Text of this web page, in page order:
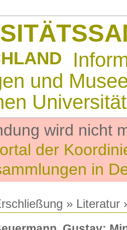
und
wird nicht
der
in
» Literatur